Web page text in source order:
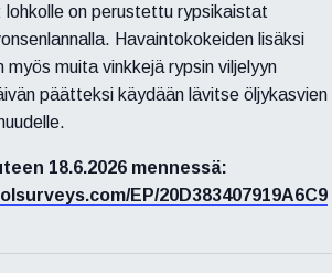
on perustettu rypsikaistat
Havaintokokeiden lisäksi
myös muita vinkkejä rypsin viljelyyn
päätteksi käydään lävitse öljykasvien
18.6.2026 mennessä:
EP/20D383407919A6C9